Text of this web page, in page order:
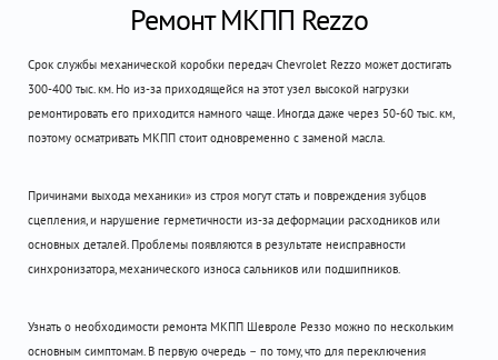
Ремонт МКПП Rezzo
Срок службы механической коробки передач Chevrolet Rezzo может достигать
300-400 тыс. км. Но из-за приходящейся на этот узел высокой нагрузки
ремонтировать его приходится намного чаще. Иногда даже через 50-60 тыс. км,
поэтому осматривать МКПП стоит одновременно с заменой масла.
Причинами выхода механики» из строя могут стать и повреждения зубцов
сцепления, и нарушение герметичности из-за деформации расходников или
основных деталей. Проблемы появляются в результате неисправности
синхронизатора, механического износа сальников или подшипников.
Узнать о необходимости ремонта МКПП Шевроле Реззо можно по нескольким
основным симптомам. В первую очередь – по тому, что для переключения